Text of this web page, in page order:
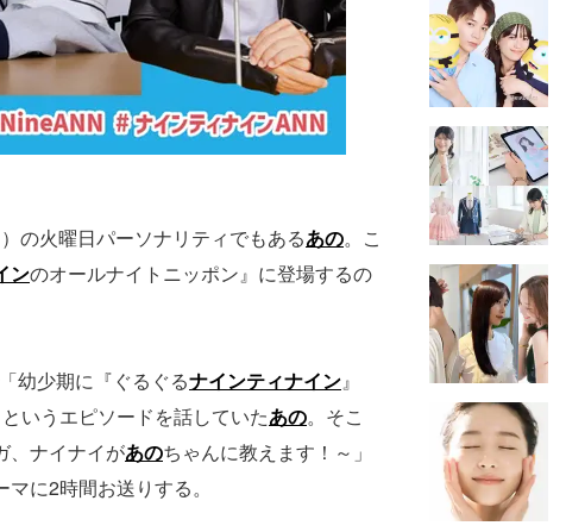
の火曜日パーソナリティでもあるあの。こ
ンのオールナイトニッポン』に登場するの
幼少期に『ぐるぐるナインティナイン』
いうエピソードを話していたあの。そこ
、ナイナイがあのちゃんに教えます！～」
に2時間お送りする。